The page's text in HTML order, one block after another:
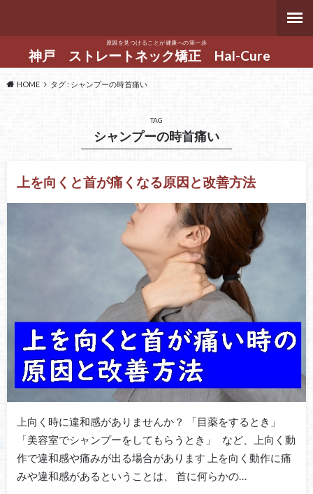
原因を見つけることが健康への第一歩
神戸 ストレートネック矯正 Hal-Cure
HOME タグ : シャンプーの時首痛い
TAG
シャンプーの時首痛い
上を向くと首が痛くなる原因と改善方法
上向く時に違和感がありませんか？ 「目薬をするとき」
「美容室でシャンプーをしてもらうとき」 など、上向く動
作で違和感や痛みが出る場合があります 上を向く動作に痛
みや違和感があるということは、 首に何らかの…